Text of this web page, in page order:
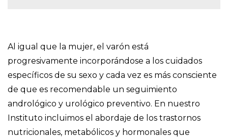
Al igual que la mujer, el varón está
progresivamente incorporándose a los cuidados
específicos de su sexo y cada vez es más consciente
de que es recomendable un seguimiento
andrológico y urológico preventivo. En nuestro
Instituto incluimos el abordaje de los trastornos
nutricionales, metabólicos y hormonales que